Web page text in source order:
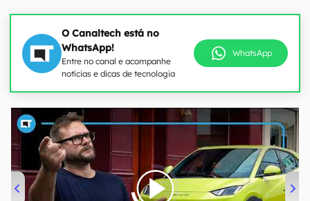
O Canaltech está no
WhatsApp!
Entre no canal e acompanhe
notícias e dicas de tecnologia
WhatsApp